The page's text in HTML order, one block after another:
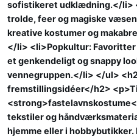
sofistikeret udklædning.</li>
trolde, feer og magiske
kreative kostumer og
</li> <li>Popkultur:
et genkendeligt og snappy
vennegruppen.</li> </ul>
fremstillingsidéer</h2>
tekstiler og
hjemme eller i